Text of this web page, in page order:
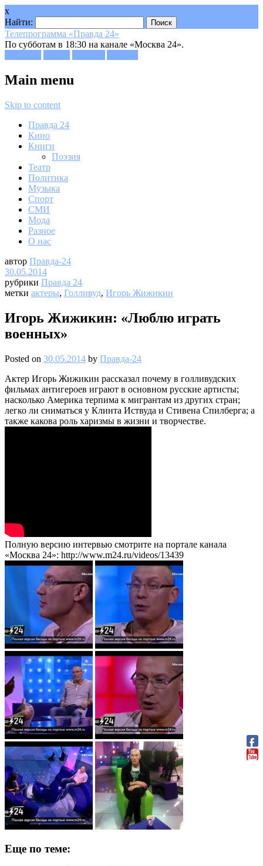
x
Найти:
Телепрограмма «Правда 24»
По субботам в 18:30 на канале «Москва 24».
Main menu
Skip to content
Правда 24
Кино
Книги
Поэзия
Театр
Политика
Музыка
Спорт
СМИ
Мода
Разное
О нас
автор Правда-24
30.05.2014
рубрики Правда 24
метки актеры, Голливуд, Игорь Жижикин
Игорь Жижикин: «Люблю играть
военных»
Posted on 30.05.2014 by Правда-24
Актер Игорь Жижикин рассказал почему в голливудских
фильмах антигероев играют в основном русские артисты;
насколько Америка терпима к мигрантам из других стран;
легко ли сниматься у Клинта Иствуда и Стивена Спилберга; а
также какова роль харизмы в жизни и творчестве.
Полную версию интервью смотрите на портале канала
«Москва 24»: http://www.m24.ru/videos/13439
Еще по теме: